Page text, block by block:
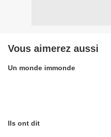
Vous aimerez aussi
Un monde immonde
Ils ont dit